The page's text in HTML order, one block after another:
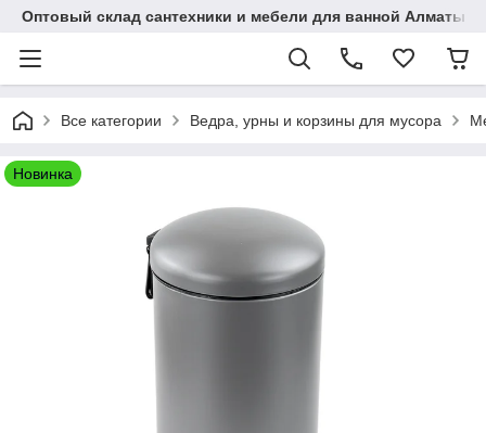
Оптовый склад сантехники и мебели для ванной Алматы •
Все категории Ведра, урны и корзины для мусора
Новинка